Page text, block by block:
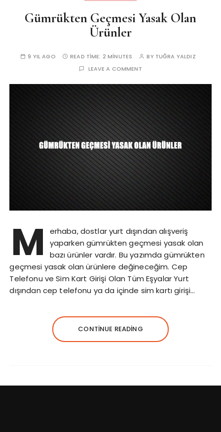
Gümrükten Geçmesi Yasak Olan
Ürünler
9 YIL AGO READ TIME: 2 MINUTES BY TUĞRA YALDIZ
LEAVE A COMMENT
M
erhaba, dostlar yurt dışından alışveriş
yaparken gümrükten geçmesi yasak olan
bazı ürünler vardır. Bu yazımda gümrükten
geçmesi yasak olan ürünlere değineceğim. Cep
Telefonu ve Sim Kart Girişi Olan Tüm Eşyalar Yurt
dışından cep telefonu ya da içinde sim kartı girişi…
CONTINUE READING